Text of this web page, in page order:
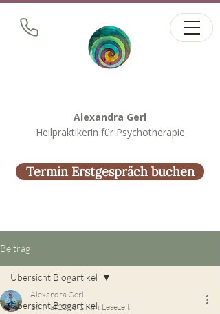
Alexandra Gerl
Heilpraktikerin für Psychotherapie
Termin Erstgespräch buchen
Beitrag
Übersicht Blogartikel
Übersicht Blogartikel
Alexandra Gerl
16. Mai 2023 1 Min. Lesezeit